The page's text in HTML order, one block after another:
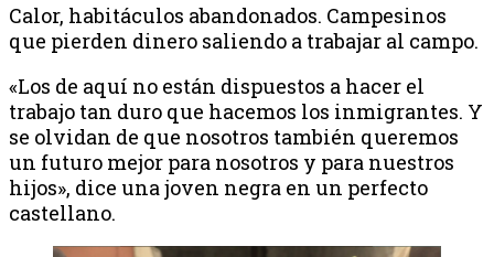
Calor, habitáculos abandonados. Campesinos
que pierden dinero saliendo a trabajar al campo.
«Los de aquí no están dispuestos a hacer el
trabajo tan duro que hacemos los inmigrantes. Y
se olvidan de que nosotros también queremos
un futuro mejor para nosotros y para nuestros
hijos», dice una joven negra en un perfecto
castellano.